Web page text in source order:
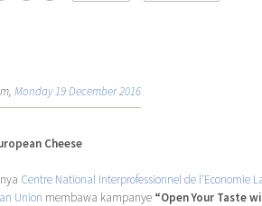
Monday 19 December 2016
Cheese
Centre National Interprofessionnel de l’Economie
Union membawa kampanye “Open Your Taste